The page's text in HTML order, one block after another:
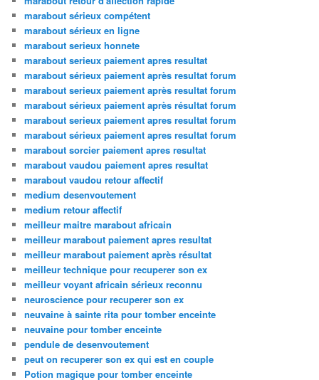
marabout sérieux compétent
marabout sérieux en ligne
marabout serieux honnete
marabout serieux paiement apres resultat
marabout sérieux paiement après resultat forum
marabout serieux paiement après resultat forum
marabout sérieux paiement après résultat forum
marabout serieux paiement apres resultat forum
marabout sérieux paiement apres resultat forum
marabout sorcier paiement apres resultat
marabout vaudou paiement apres resultat
marabout vaudou retour affectif
medium desenvoutement
medium retour affectif
meilleur maitre marabout africain
meilleur marabout paiement apres resultat
meilleur marabout paiement après résultat
meilleur technique pour recuperer son ex
meilleur voyant africain sérieux reconnu
neuroscience pour recuperer son ex
neuvaine à sainte rita pour tomber enceinte
neuvaine pour tomber enceinte
pendule de desenvoutement
peut on recuperer son ex qui est en couple
Potion magique pour tomber enceinte